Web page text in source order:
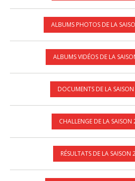
ALBUMS PHOTOS DE LA
ALBUMS VIDÉOS DE LA
DOCUMENTS DE LA
CHALLENGE DE LA
RÉSULTATS DE LA